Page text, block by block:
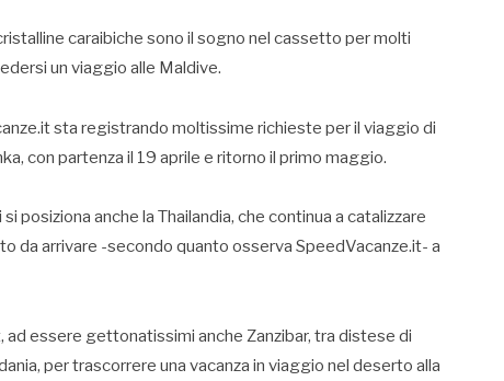
caraibiche sono il sogno nel cassetto per molti
un viaggio alle Maldive.
sta registrando moltissime richieste per il viaggio di
con partenza il 19 aprile e ritorno il primo maggio.
posiziona anche la Thailandia, che continua a catalizzare
da arrivare -secondo quanto osserva SpeedVacanze.it- a
ad essere gettonatissimi anche Zanzibar, tra distese di
per trascorrere una vacanza in viaggio nel deserto alla